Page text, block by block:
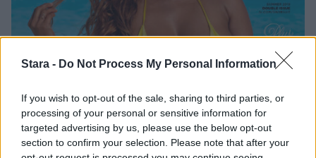
Stara - Do Not Process My Personal Information
If you wish to opt-out of the sale, sharing to third parties, or
processing of your personal or sensitive information for
targeted advertising by us, please use the below opt-out
section to confirm your selection. Please note that after your
Viihdeuutiset
9.5.2019, 14:40